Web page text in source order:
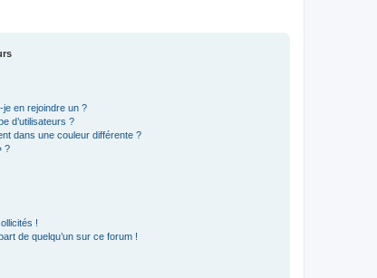
je en rejoindre un ?
d’utilisateurs ?
dans une couleur différente ?
?
!
de quelqu’un sur ce forum !